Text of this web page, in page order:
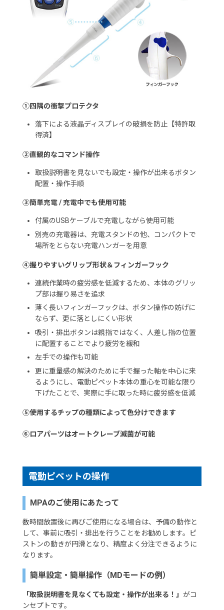
①四隅の衝撃プロテクタ
落下による液晶ディスプレイの破損を防止【特許取
得済】
②直観的なコマンド操作
取扱説明書を見ないでも設定・操作が出来るボタン
配置・操作手順
③簡単充電 / 充電中でも使用可能
付属のUSBケーブルで充電しながら使用可能
別売の充電器は、充電スタンドの他、コンパクトで
場所をとらない充電ハンガーを用意
④握りやすいグリップ形状＆フィンガーフック
連続作業時の疲労感を低減するため、本体のグリッ
プ部は握り易さを追求
薄く長いフィンガーフックは、ボタン操作の妨げに
ならず、更に落としにくい形状
吸引・排出ボタンは親指ではなく、人差し指の位置
に配置することでより疲労を緩和
左手での操作も可能
更に重量感の解決のために手で握った軸を中心に来
るようにし、電動ピペット本体の重心を可能な限り
下げたことで、実際に手に取った時に疲労感を低減
⑤使用するチップの種類によって色分けできます
⑥ロアパーツはオートクレーブ滅菌が可能
電動ピペットの操作
MPAのご使用にあたって
数時間放置後に再びご使用になる場合は、予備の動作と
して、事前に吸引・排出を行うことをお勧めします。ピ
ストンの動きが円滑となり、精度よく分注できるように
なります。
簡単設定・簡単操作（MDモードの例）
「取扱説明書を見なくても設定・操作が出来る！」 がコ
ンセプトです。